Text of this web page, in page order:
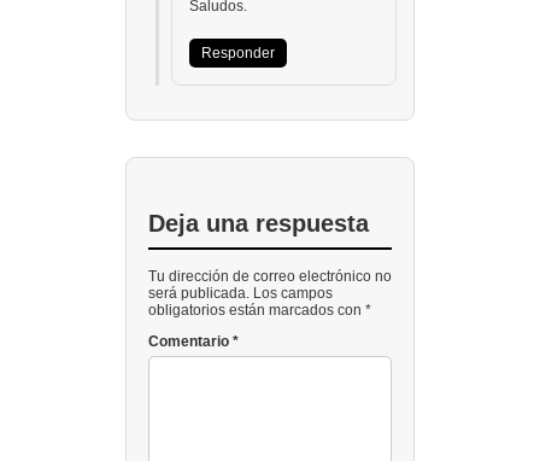
Saludos.
Responder
Deja una respuesta
Tu dirección de correo electrónico no
será publicada. Los campos
obligatorios están marcados con *
Comentario *